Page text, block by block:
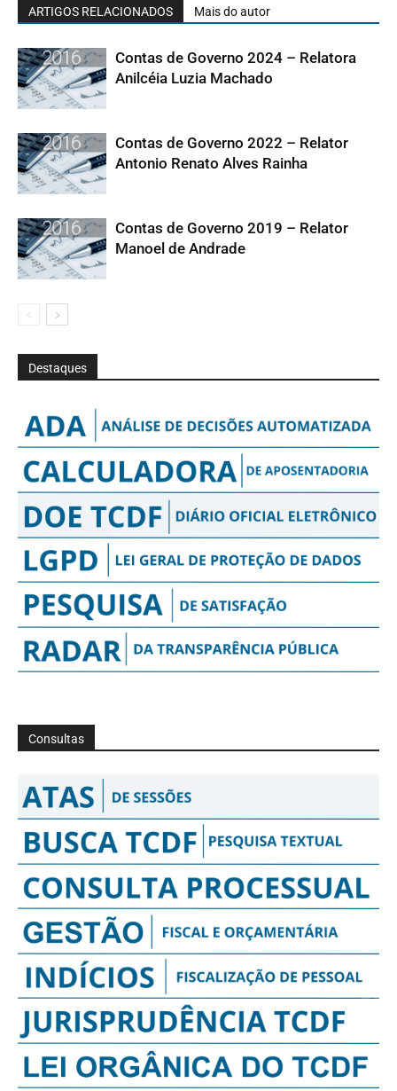
ARTIGOS RELACIONADOS Mais do autor
Contas de Governo 2024 – Relatora
Anilcéia Luzia Machado
Contas de Governo 2022 – Relator
Antonio Renato Alves Rainha
Contas de Governo 2019 – Relator
Manoel de Andrade
Destaques
Consultas